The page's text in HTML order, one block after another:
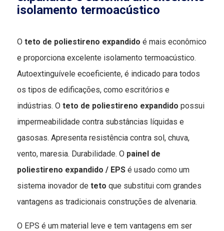
isolamento termoacústico
Oteto de poliestireno expandidoé mais econômico
e proporciona excelente isolamento termoacústico.
Autoextinguívele ecoeficiente, é indicado para todos
os tipos de edificações, como escritórios e
indústrias. Oteto de poliestireno expandidopossui
impermeabilidade contra substâncias líquidas e
gasosas. Apresenta resistência contra sol, chuva,
vento, maresia. Durabilidade. O painel de
poliestireno expandido / EPSé usado como um
sistema inovador deteto que substitui com grandes
vantagens as tradicionais construções de alvenaria.
O EPS é um material leve e tem vantagens em ser